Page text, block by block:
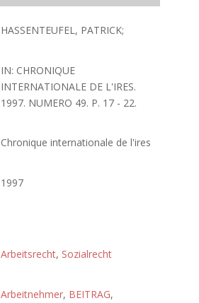
HASSENTEUFEL, PATRICK;
IN: CHRONIQUE
INTERNATIONALE DE L'IRES.
1997. NUMERO 49. P. 17 - 22.
Chronique internationale de l'ires
1997
Arbeitsrecht, Sozialrecht
Arbeitnehmer, BEITRAG,